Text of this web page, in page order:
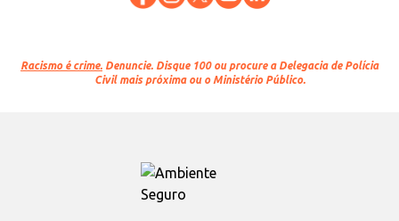
Racismo é crime. Denuncie. Disque 100 ou procure a Delegacia de Polícia
Civil mais próxima ou o Ministério Público.